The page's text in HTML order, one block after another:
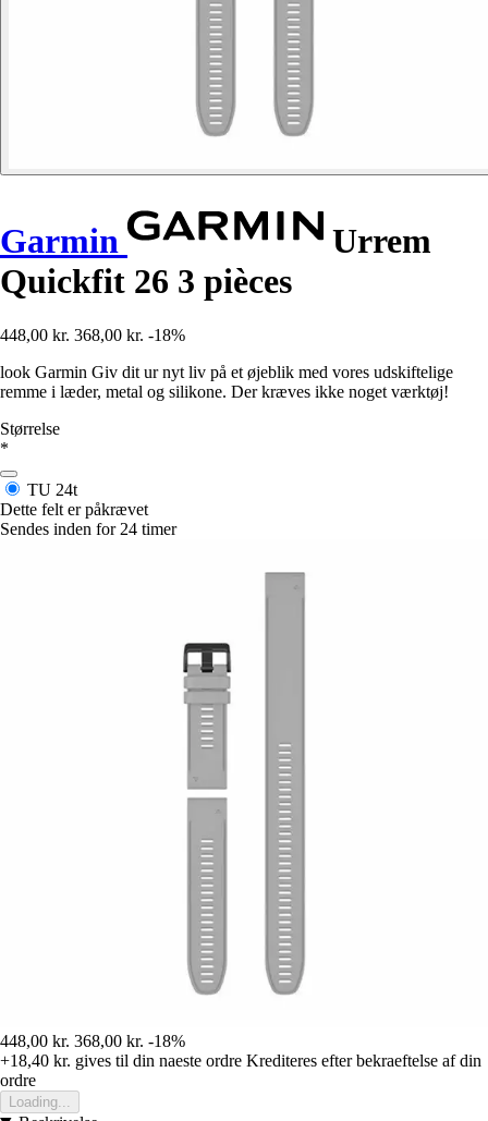
Garmin
Urrem
Quickfit 26 3 pièces
448,00 kr. 368,00 kr. -18%
look Garmin Giv dit ur nyt liv på et øjeblik med vores udskiftelige
remme i læder, metal og silikone. Der kræves ikke noget værktøj!
Størrelse
*
TU 24t
Dette felt er påkrævet
Sendes inden for 24 timer
448,00 kr. 368,00 kr. -18%
+18,40 kr. gives til din naeste ordre Krediteres efter bekraeftelse af din
ordre
Loading...